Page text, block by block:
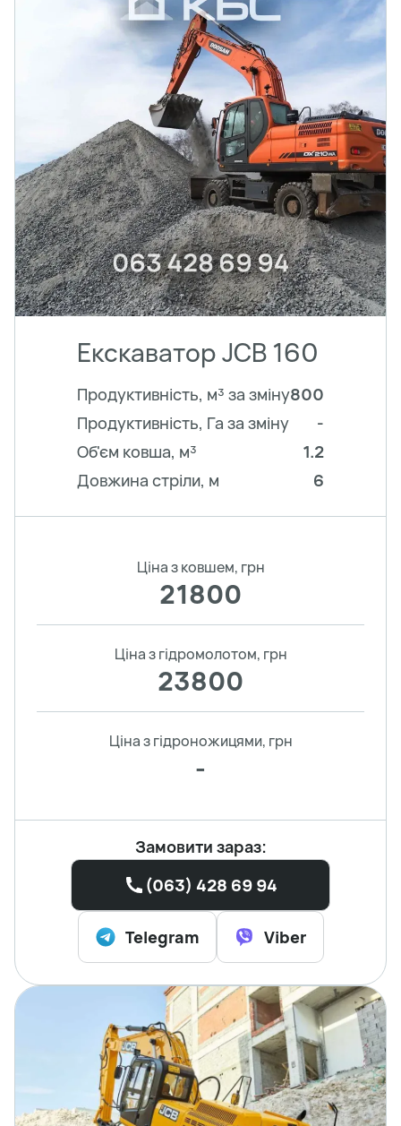
Екскаватор JCB 160
Продуктивність, м³ за зміну800
Продуктивність, Га за зміну
-
Об'єм ковша, м³
1.2
Довжина стріли, м
6
Ціна з ковшем, грн
21800
Ціна з гідромолотом, грн
23800
Ціна з гідроножицями, грн
-
Замовити зараз:
(063) 428 69 94
Telegram Viber